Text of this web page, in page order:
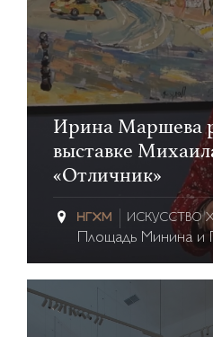
Ирина Маршева
выставке
«Отличник»
ИСКУССТВО
Площадь Минина и